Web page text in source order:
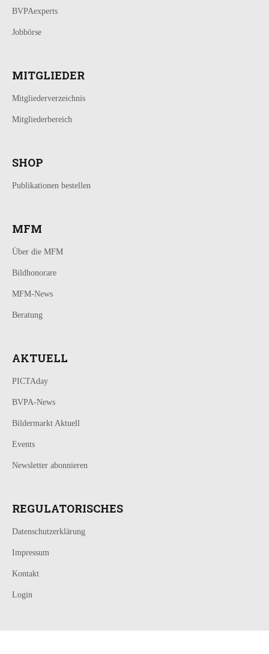
BVPAexperts
Jobbörse
MITGLIEDER
Mitgliederverzeichnis
Mitgliederbereich
SHOP
Publikationen bestellen
MFM
Über die MFM
Bildhonorare
MFM-News
Beratung
AKTUELL
PICTAday
BVPA-News
Bildermarkt Aktuell
Events
Newsletter abonnieren
REGULATORISCHES
Datenschutzerklärung
Impressum
Kontakt
Login